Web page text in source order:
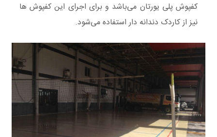
کفپوش پلی یورتان می‌باشد و برای اجرای این کفپوش ها
نیز از کاردک دندانه دار استفاده می‌شود.